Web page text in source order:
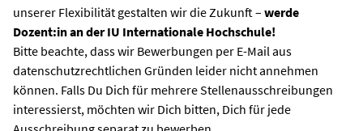
unserer Flexibilität gestalten wir die Zukunft – werde
Dozent:in an der IU Internationale Hochschule!
Bitte beachte, dass wir Bewerbungen per E-Mail aus
datenschutzrechtlichen Gründen leider nicht annehmen
können. Falls Du Dich für mehrere Stellenausschreibungen
interessierst, möchten wir Dich bitten, Dich für jede